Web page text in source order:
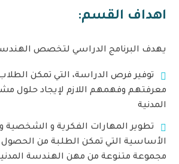
اهداف القسم:
يهدف البرنامج الدراسي لتخصص الهندسة
توفير فرص الدراسة، التي تمكن
معرفتهم وفهمهم اللازم لإيجاد حلول
المدنية
تطوير المهارات الفكرية و الشخصية
الأساسية التي تمكن الطلبة من
مجموعة متنوعة من مهن الهندسة